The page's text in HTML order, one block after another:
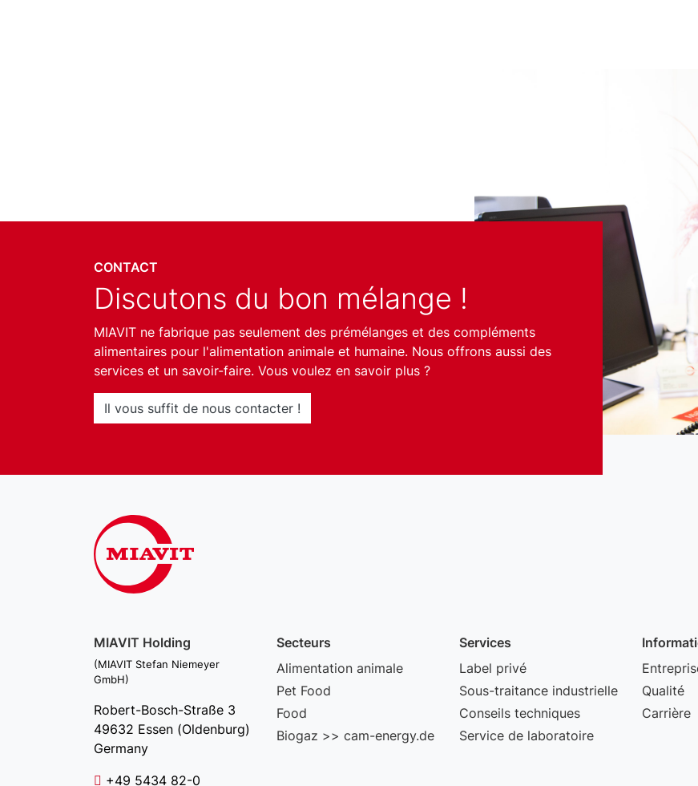
CONTACT
Discutons du bon mélange !
MIAVIT ne fabrique pas seulement des prémélanges et des compléments
alimentaires pour l'alimentation animale et humaine. Nous offrons aussi des
services et un savoir-faire. Vous voulez en savoir plus ?
Il vous suffit de nous contacter !
MIAVIT Holding
(MIAVIT Stefan Niemeyer
GmbH)
Robert-Bosch-Straße 3
49632 Essen (Oldenburg)
Germany
+49 5434 82-0
Secteurs
Alimentation animale
Pet Food
Food
Biogaz >> cam-energy.de
Services
Label privé
Sous-traitance industrielle
Conseils techniques
Service de laboratoire
Qualité
Carrière